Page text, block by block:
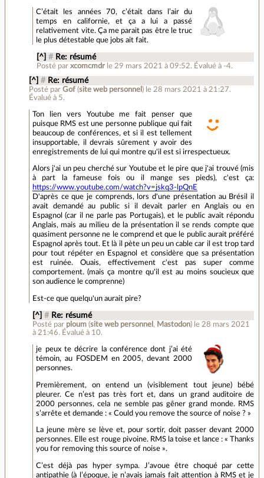
C’était les années 70, c’était dans l’air du
temps en californie, et ça a lui a passé
relativement vite. Ça me parait pas être le truc
le plus détestable que jobs ait fait.
[^] # Re: résumé
Posté par xcomcmdr le 29 mars 2021 à 09:52. Évalué à -4.
[^] # Re: résumé
Posté par Gof(site web personnel ) le 28 mars 2021 à 21:27.
Évalué à 5.
Ton lien vers Youtube me fait penser que
puisque RMS est une personne publique qui fait
beaucoup de conférences, et si il est tellement
insupportable, il devrais sûrement y avoir des
enregistrements de lui qui montre qu'il est si irrespectueux.
Alors j'ai un peu cherché sur Youtube et le pire que j'ai trouvé (mis
à part la fameuse fois ou il mange ses pieds), c'est ça:
https://www.youtube.com/watch?v=jskq3-lpQnE
D'après ce que je comprends, lors d'une présentation au Brésil il
avait demandé au public si il devait parler en Anglais ou en
Espagnol (car il ne parle pas Portugais), et le public avait répondu
Anglais, mais au milieu de la présentation il se rends compte que
quasiment personne ne le comprend et que le public aurait préféré
Espagnol après tout. Et là il pète un peu un cable car il est trop tard
pour tout répéter en Espagnol et considère que sa présentation
est ruinée. Ouais, effectivement c'est pas super comme
comportement. (mais ça montre qu'il est au moins soucieux que
son audience le comprenne)
Est-ce que quelqu'un aurait pire?
[^] # Re: résumé
Posté par ploum (site web personnel , Mastodon) le 28 mars 2021
à 21:46. Évalué à 10.
je peux te décrire la conférence dont j’ai été
témoin, au FOSDEM en 2005, devant 2000
personnes.
Premièrement, on entend un (visiblement tout jeune) bébé
pleurer. Ce n’est pas très fort et, dans un grand auditoire de
2000 personnes, cela ne semble pas gêner grand monde. RMS
s’arrête et demande : « Could you remove the source of noise ? »
La jeune mère se lève et, pour sortir, doit passer devant 2000
personnes. Elle est rouge pivoine. RMS la toise et lance : « Thanks
you for removing this source of noise ».
C’est déjà pas hyper sympa. J’avoue être choqué par cette
antipathie (à l’époque, je n’avais jamais fait attention à RMS et je